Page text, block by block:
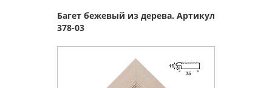
Багет бежевый из дерева. Артикул
378-03